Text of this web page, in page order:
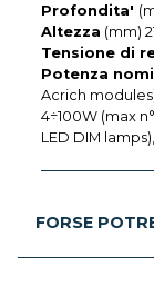
Profondita'
Altezza (mm)
Tensione di
Potenza
Acrich
4÷100W (max
LED DIM
FORSE